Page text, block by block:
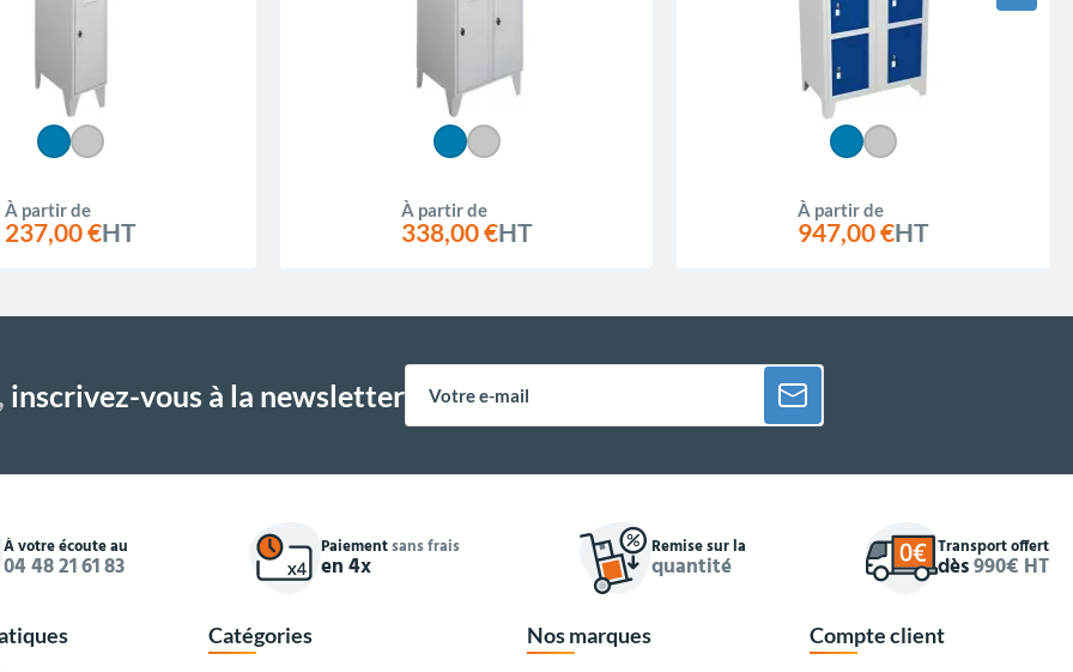
À partir de
237,00 €HT
À partir de
338,00 €HT
À partir de
947,00 €HT
inscrivez-vous à la newsletter
À votre écoute au
04 48 21 61 83
Paiementsans frais
en 4x
Remise sur la
quantité
Transport offert
dès990€ HT
Catégories Nos marques Compte client